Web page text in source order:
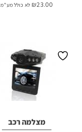
₪23.00 לא כולל מע"מ
מצלמה רכב